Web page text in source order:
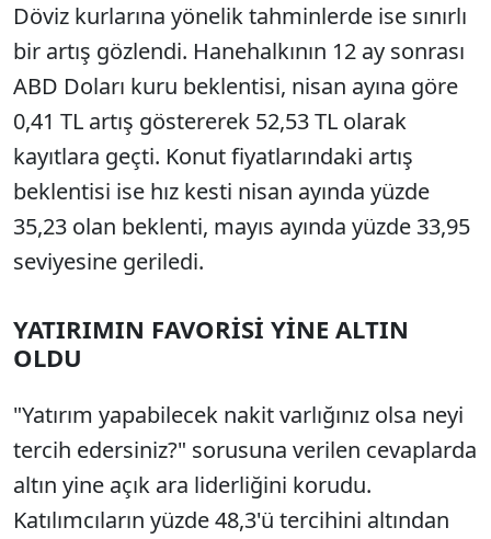
Döviz kurlarına yönelik tahminlerde ise sınırlı
bir artış gözlendi. Hanehalkının 12 ay sonrası
ABD Doları kuru beklentisi, nisan ayına göre
0,41 TL artış göstererek 52,53 TL olarak
kayıtlara geçti. Konut fiyatlarındaki artış
beklentisi ise hız kesti nisan ayında yüzde
35,23 olan beklenti, mayıs ayında yüzde 33,95
seviyesine geriledi.
YATIRIMIN FAVORİSİ YİNE ALTIN
OLDU
"Yatırım yapabilecek nakit varlığınız olsa neyi
tercih edersiniz?" sorusuna verilen cevaplarda
altın yine açık ara liderliğini korudu.
Katılımcıların yüzde 48,3'ü tercihini altından